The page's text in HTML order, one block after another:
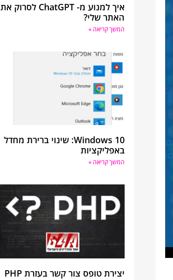
איך למנוע מ- ChatGPT לסרוק את
האתר שלי?
המשך קריאה »
Windows 10: שינוי ברירת מחדל
באפליקציות
המשך קריאה »
יצירת טופס צור קשר בעזרת PHP